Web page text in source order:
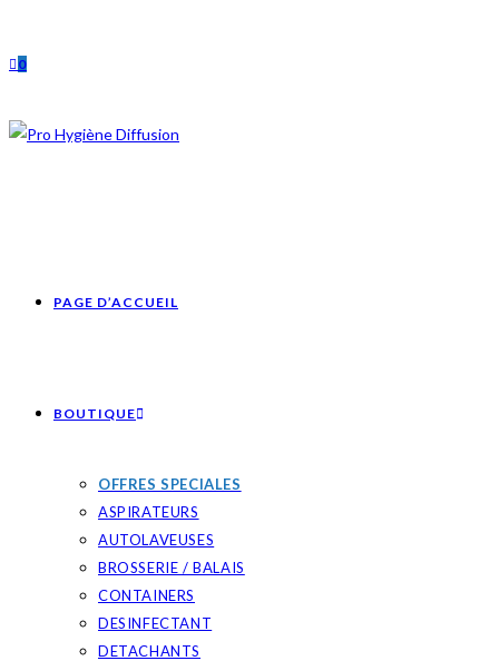
content
0
PAGE D’ACCUEIL
BOUTIQUE
OFFRES SPECIALES
ASPIRATEURS
AUTOLAVEUSES
BROSSERIE / BALAIS
CONTAINERS
DESINFECTANT
DETACHANTS